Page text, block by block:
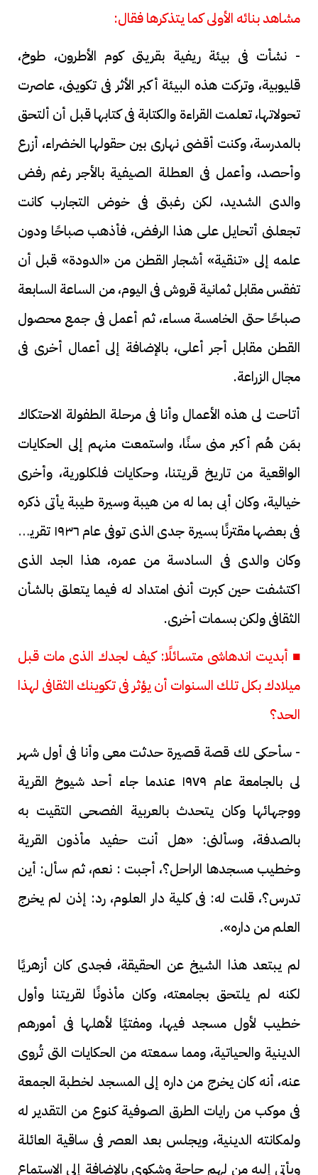
مشاهد بنائه الأولى كما يتذكرها فقال:
- نشأت فى بيئة ريفية بقريتى كوم الأطرون، طوخ،
قليوبية، وتركت هذه البيئة أكبر الأثر فى تكوينى، عاصرت
تحولاتها، تعلمت القراءة والكتابة فى كتابها قبل أن ألتحق
بالمدرسة، وكنت أقضى نهارى بين حقولها الخضراء، أزرع
وأحصد، وأعمل فى العطلة الصيفية بالأجر رغم رفض
والدى الشديد، لكن رغبتى فى خوض التجارب كانت
تجعلنى أتحايل على هذا الرفض، فأذهب صباحًا ودون
علمه إلى «تنقية» أشجار القطن من «الدودة» قبل أن
تفقس مقابل ثمانية قروش فى اليوم، من الساعة السابعة
صباحًا حتى الخامسة مساء، ثم أعمل فى جمع محصول
القطن مقابل أجر أعلى، بالإضافة إلى أعمال أخرى فى
مجال الزراعة.
أتاحت لى هذه الأعمال وأنا فى مرحلة الطفولة الاحتكاك
بمَن هُم أكبر منى سنًا، واستمعت منهم إلى الحكايات
الواقعية من تاريخ قريتنا، وحكايات فلكلورية، وأخرى
خيالية، وكان أبى بما له من هيبة وسيرة طيبة يأتى ذكره
فى بعضها مقترنًا بسيرة جدى الذى توفى عام ١٩٣٦ تقريبًا،
وكان والدى فى السادسة من عمره، هذا الجد الذى
اكتشفت حين كبرت أننى امتداد له فيما يتعلق بالشأن
الثقافى ولكن بسمات أخرى.
■ أبديت اندهاشى متسائلًا: كيف لجدك الذى مات قبل
ميلادك بكل تلك السنوات أن يؤثر فى تكوينك الثقافى لهذا
الحد؟
- سأحكى لك قصة قصيرة حدثت معى وأنا فى أول شهر
لى بالجامعة عام ١٩٧٩ عندما جاء أحد شيوخ القرية
ووجهائها وكان يتحدث بالعربية الفصحى التقيت به
بالصدفة، وسألنى: «هل أنت حفيد مأذون القرية
وخطيب مسجدها الراحل؟، أجبت : نعم، ثم سأل: أين
تدرس؟، قلت له: فى كلية دار العلوم، رد: إذن لم يخرج
العلم من داره».
لم يبتعد هذا الشيخ عن الحقيقة، فجدى كان أزهريًا
لكنه لم يلتحق بجامعته، وكان مأذونًا لقريتنا وأول
خطيب لأول مسجد فيها، ومفتيًا لأهلها فى أمورهم
الدينية والحياتية، ومما سمعته من الحكايات التى تُروى
عنه، أنه كان يخرج من داره إلى المسجد لخطبة الجمعة
فى موكب من رايات الطرق الصوفية كنوع من التقدير له
ولمكانته الدينية، ويجلس بعد العصر فى ساقية العائلة
ويأتى إليه من لهم حاجة وشكوى بالإضافة إلى الاستماع